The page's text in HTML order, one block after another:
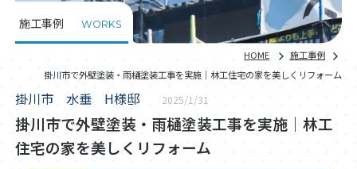
施工事例 WORKS
HOME
施工事例
掛川市で外壁塗装・雨樋塗装工事を実施｜林工住宅の家を美しくリフォーム
掛川市 水垂 H様邸 2025/1/31
掛川市で外壁塗装・雨樋塗装工事を実施｜林工
住宅の家を美しくリフォーム